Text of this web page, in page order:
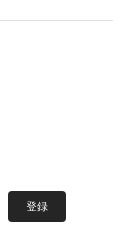
登録